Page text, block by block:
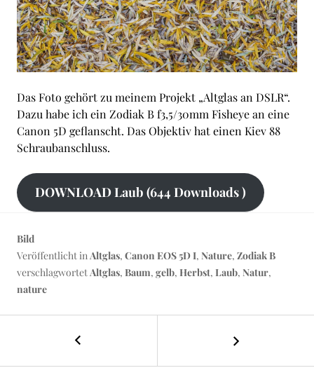
Das Foto gehört zu meinem Projekt „Altglas an DSLR“.
Dazu habe ich ein Zodiak B f3,5/30mm Fisheye an eine
Canon 5D geflanscht. Das Objektiv hat einen Kiev 88
Schraubanschluss.
DOWNLOAD Laub (644 Downloads )
Bild
Veröffentlicht in Altglas, Canon EOS 5D I, Nature, Zodiak B
verschlagwortet Altglas, Baum, gelb, Herbst, Laub, Natur,
nature
BEITRAGS-
NAVIGATION